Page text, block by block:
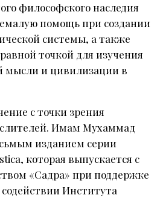
философского наследия
помощь при создании
системы, а также
точкой для изучения
мысли и цивилизации в
с точки зрения
Имам Мухаммад
изданием серии
которая выпускается с
«Садра» при поддержке
Института